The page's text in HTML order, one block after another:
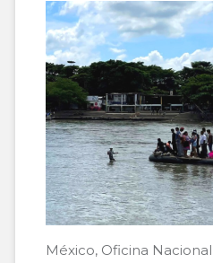
México, Oficina Nacional